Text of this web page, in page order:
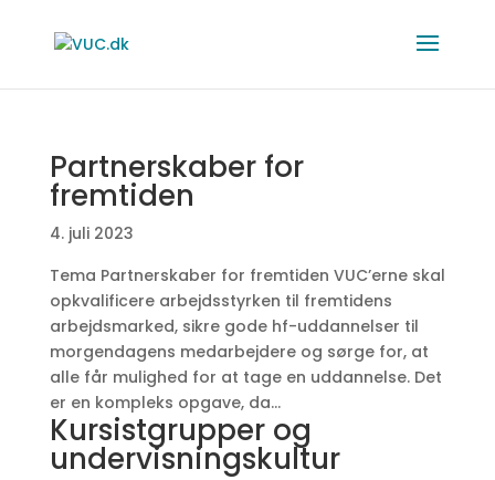
Partnerskaber for
fremtiden
4. juli 2023
Tema Partnerskaber for fremtiden VUC’erne skal
opkvalificere arbejdsstyrken til fremtidens
arbejdsmarked, sikre gode hf-uddannelser til
morgendagens medarbejdere og sørge for, at
alle får mulighed for at tage en uddannelse. Det
er en kompleks opgave, da...
Kursistgrupper og
undervisningskultur